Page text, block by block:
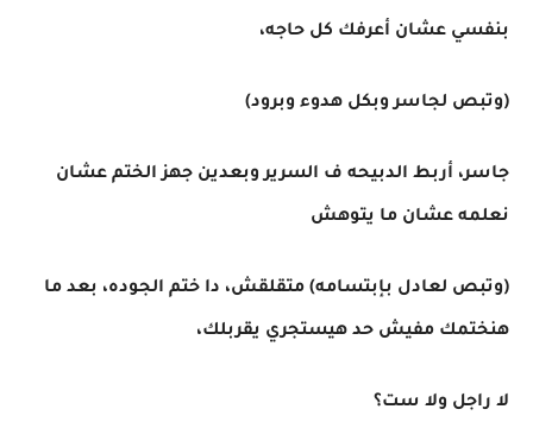
بنفسي عشان أعرفك كل حاجه،
(وتبص لجاسر وبكل هدوء وبرود)
جاسر، أربط الدبيحه ف السرير وبعدين جهز الختم عشان
نعلمه عشان ما يتوهش
(وتبص لعادل بإبتسامه) متقلقش، دا ختم الجوده، بعد ما
هنختمك مفيش حد هيستجري يقربلك،
لا راجل ولا ست؟